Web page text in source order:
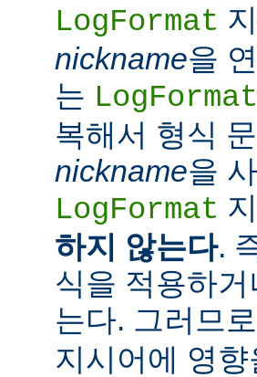
LogFormat
nickname을
는 LogFormat
복해서 형식
nickname을
LogFormat
하지 않는다.
식을 적용하
는다. 그러므
지시어에 영